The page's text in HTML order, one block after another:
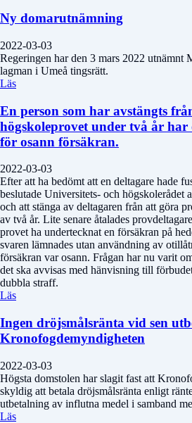
Ny domarutnämning
2022-03-03
Regeringen har den 3 mars 2022 utnämnt
lagman i Umeå tingsrätt.
Läs
En person som har avstängts
högskoleprovet under två år har
för osann försäkran.
2022-03-03
Efter att ha bedömt att en deltagare hade
beslutade Universitets- och högskolerådet
och att stänga av deltagaren från att göra
av två år. Lite senare åtalades
provet ha undertecknat en försäkran på
svaren lämnades utan användning av
försäkran var osann. Frågan har nu varit
det ska avvisas med hänvisning till
dubbla straff.
Läs
Ingen dröjsmålsränta vid sen
Kronofogdemyndigheten
2022-03-03
Högsta domstolen har slagit fast att
skyldig att betala dröjsmålsränta enligt
utbetalning av influtna medel i samband
Läs